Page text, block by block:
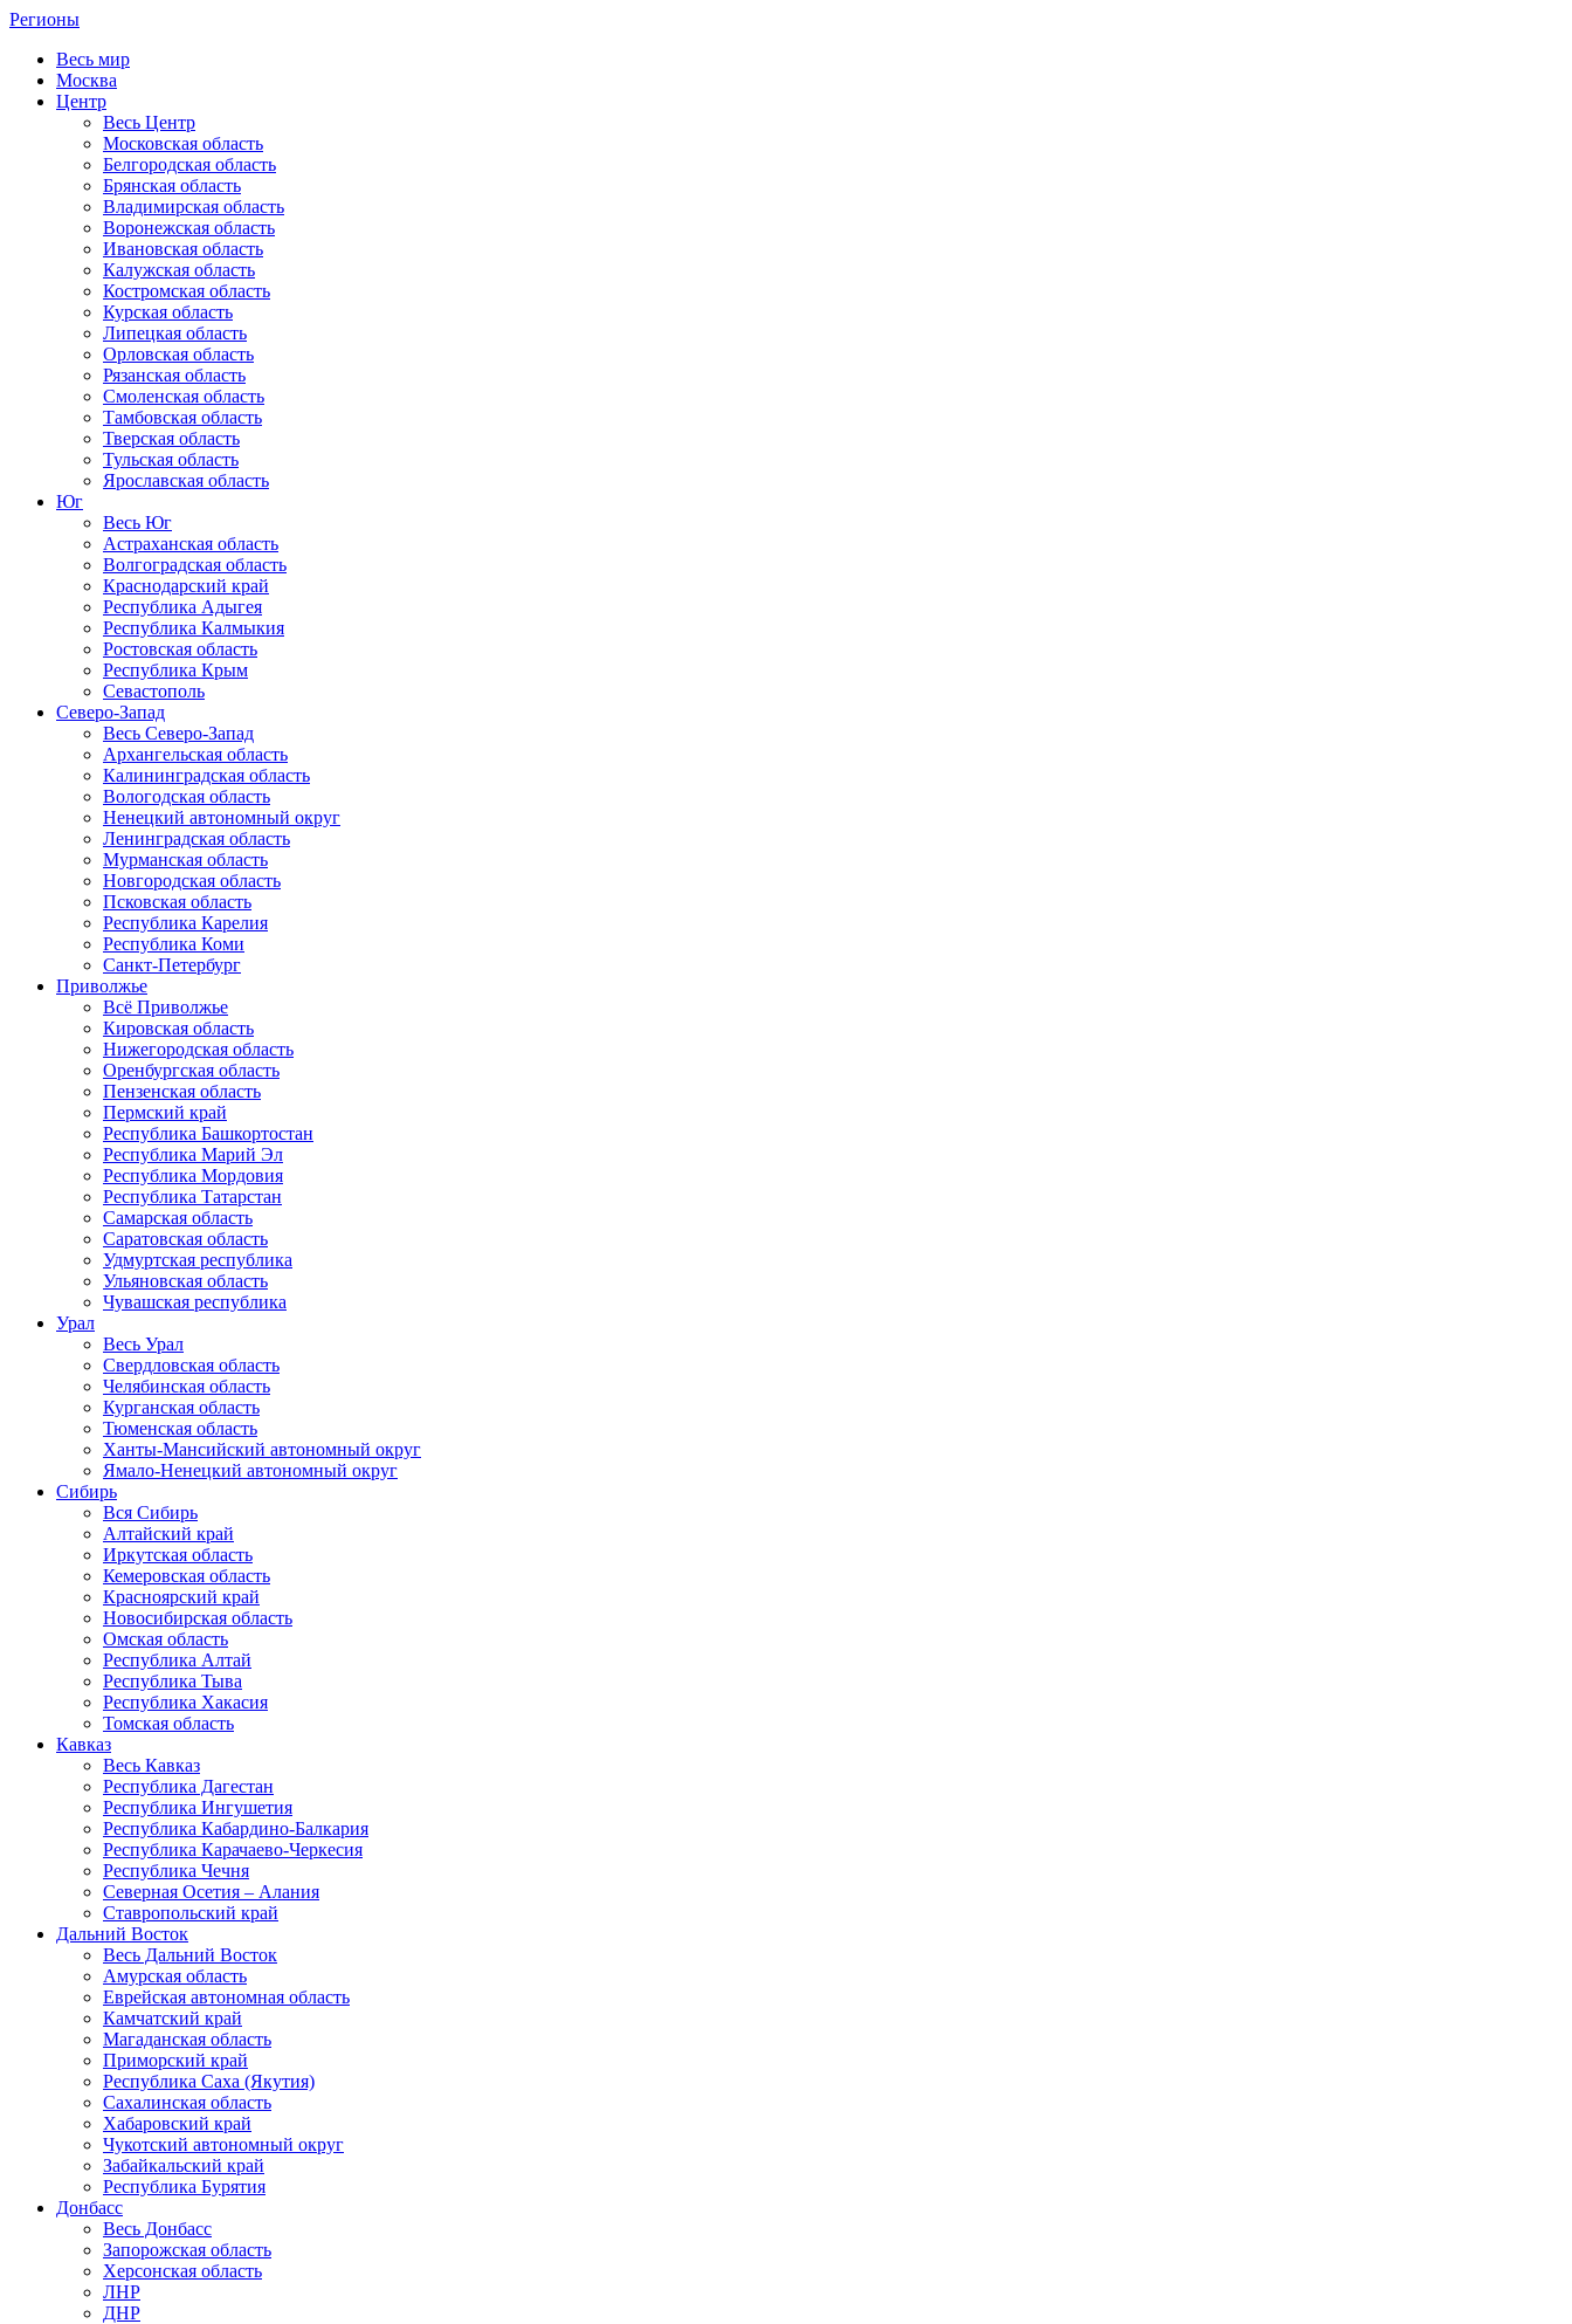
Регионы
Весь мир
Москва
Центр
Весь Центр
Московская область
Белгородская область
Брянская область
Владимирская область
Воронежская область
Ивановская область
Калужская область
Костромская область
Курская область
Липецкая область
Орловская область
Рязанская область
Смоленская область
Тамбовская область
Тверская область
Тульская область
Ярославская область
Юг
Весь Юг
Астраханская область
Волгоградская область
Краснодарский край
Республика Адыгея
Республика Калмыкия
Ростовская область
Республика Крым
Севастополь
Северо-Запад
Весь Северо-Запад
Архангельская область
Калининградская область
Вологодская область
Ненецкий автономный округ
Ленинградская область
Мурманская область
Новгородская область
Псковская область
Республика Карелия
Республика Коми
Санкт-Петербург
Приволжье
Всё Приволжье
Кировская область
Нижегородская область
Оренбургская область
Пензенская область
Пермский край
Республика Башкортостан
Республика Марий Эл
Республика Мордовия
Республика Татарстан
Самарская область
Саратовская область
Удмуртская республика
Ульяновская область
Чувашская республика
Урал
Весь Урал
Свердловская область
Челябинская область
Курганская область
Тюменская область
Ханты-Мансийский автономный округ
Ямало-Ненецкий автономный округ
Сибирь
Вся Сибирь
Алтайский край
Иркутская область
Кемеровская область
Красноярский край
Новосибирская область
Омская область
Республика Алтай
Республика Тыва
Республика Хакасия
Томская область
Кавказ
Весь Кавказ
Республика Дагестан
Республика Ингушетия
Республика Кабардино-Балкария
Республика Карачаево-Черкесия
Республика Чечня
Северная Осетия – Алания
Ставропольский край
Дальний Восток
Весь Дальний Восток
Амурская область
Еврейская автономная область
Камчатский край
Магаданская область
Приморский край
Республика Саха (Якутия)
Сахалинская область
Хабаровский край
Чукотский автономный округ
Забайкальский край
Республика Бурятия
Донбасс
Весь Донбасс
Запорожская область
Херсонская область
ЛНР
ДНР